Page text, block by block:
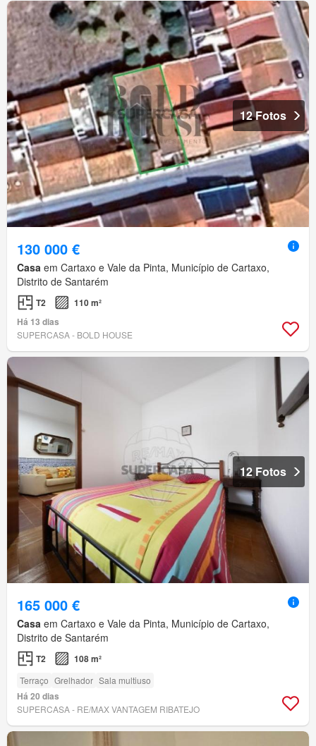
12 Fotos
130 000 €
Casa em Cartaxo e Vale da Pinta, Município de Cartaxo,
Distrito de Santarém
T2
110 m²
Há 13 dias
SUPERCASA - BOLD HOUSE
12 Fotos
165 000 €
Casa em Cartaxo e Vale da Pinta, Município de Cartaxo,
Distrito de Santarém
T2 108 m²
Terraço Grelhador Sala multiuso
Há 20 dias
SUPERCASA - RE/MAX VANTAGEM RIBATEJO